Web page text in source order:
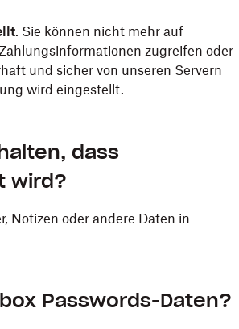
. Sie können nicht mehr auf
zugreifen oder
und sicher von unseren Servern
wird eingestellt.
dass
wird?
Notizen oder andere Daten in
Passwords-Daten?